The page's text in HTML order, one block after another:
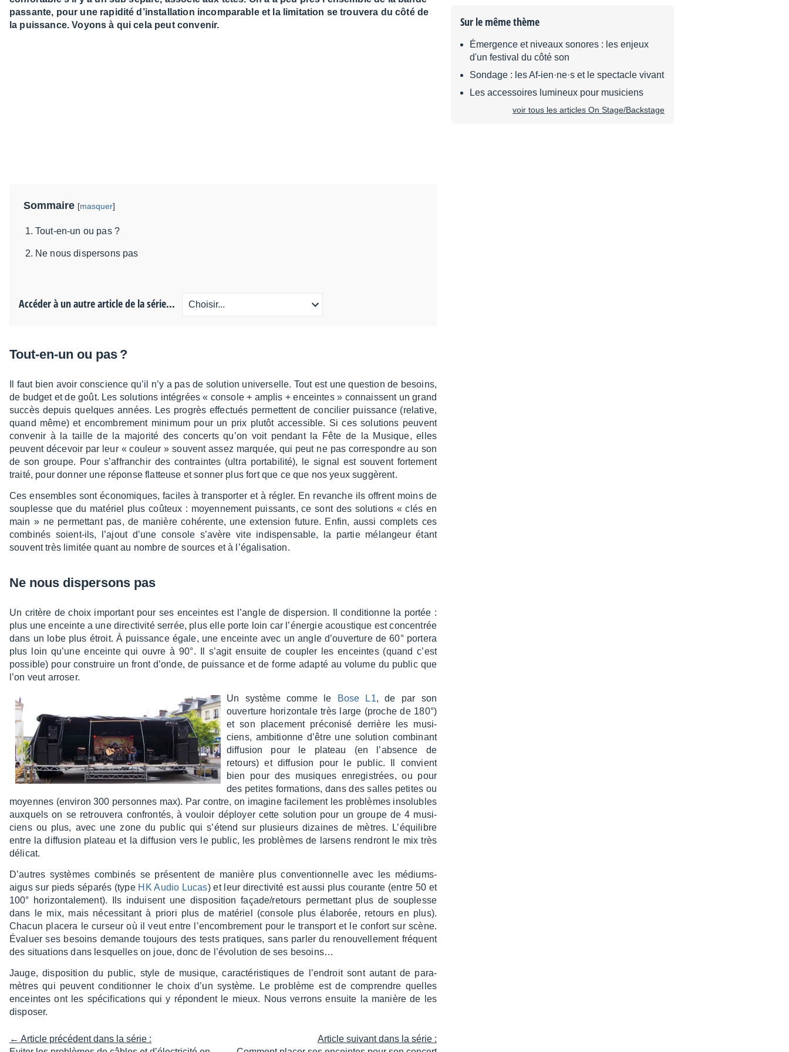
passante, pour une rapidité d’installation incomparable et la limitation se trouvera du côté de
la puissance. Voyons à qui cela peut convenir.
Sommaire [masquer]
Tout-en-un ou pas ?
Ne nous dispersons pas
Accéder à un autre article de la série...
Tout-en-un ou pas ?
Il faut bien avoir conscience qu’il n’y a pas de solu­tion univer­selle. Tout est une ques­tion de besoins,
de budget et de goût. Les solu­tions inté­grées « console + amplis + enceintes » connaissent un grand
succès depuis quelques années. Les progrès effec­tués permettent de conci­lier puis­sance (rela­tive,
quand même) et encom­bre­ment mini­mum pour un prix plutôt acces­sible. Si ces solu­tions peuvent
conve­nir à la taille de la majo­rité des concerts qu’on voit pendant la Fête de la Musique, elles
peuvent déce­voir par leur « couleur » souvent assez marquée, qui peut ne pas corres­pondre au son
de son groupe. Pour s’af­fran­chir des contraintes (ultra porta­bi­lité), le signal est souvent forte­ment
traité, pour donner une réponse flat­teuse et sonner plus fort que ce que nos yeux suggèrent.
Ces ensembles sont écono­miques, faciles à trans­por­ter et à régler. En revanche ils offrent moins de
souplesse que du maté­riel plus coûteux : moyen­ne­ment puis­sants, ce sont des solu­tions « clés en
main » ne permet­tant pas, de manière cohé­rente, une exten­sion future. Enfin, aussi complets ces
combi­nés soient-ils, l’ajout d’une console s’avère vite indis­pen­sable, la partie mélan­geur étant
souvent très limi­tée quant au nombre de sources et à l’éga­li­sa­tion.
Ne nous disper­sons pas
Un critère de choix impor­tant pour ses enceintes est l’angle de disper­sion. Il condi­tionne la portée :
plus une enceinte a une direc­ti­vité serrée, plus elle porte loin car l’éner­gie acous­tique est concen­trée
dans un lobe plus étroit. À puis­sance égale, une enceinte avec un angle d’ou­ver­ture de 60° portera
plus loin qu’une enceinte qui ouvre à 90°. Il s’agit ensuite de coupler les enceintes (quand c’est
possible) pour construire un front d’onde, de puis­sance et de forme adapté au volume du public que
l’on veut arro­ser.
Un système comme le Bose L1, de par son
ouver­ture hori­zon­tale très large (proche de 180°)
et son place­ment préco­nisé derrière les musi­
ciens, ambi­tionne d’être une solu­tion combi­nant
diffu­sion pour le plateau (en l’ab­sence de
retours) et diffu­sion pour le public. Il convient
bien pour des musiques enre­gis­trées, ou pour
des petites forma­tions, dans des salles petites ou
moyennes (envi­ron 300 personnes max). Par contre, on imagine faci­le­ment les problèmes inso­lubles
auxquels on se retrou­vera confron­tés, à vouloir déployer cette solu­tion pour un groupe de 4 musi­
ciens ou plus, avec une zone du public qui s’étend sur plusieurs dizaines de mètres. L’équi­libre
entre la diffu­sion plateau et la diffu­sion vers le public, les problèmes de larsens rendront le mix très
déli­cat.
D’autres systèmes combi­nés se présentent de manière plus conven­tion­nelle avec les médiums-
aigus sur pieds sépa­rés (type HK Audio Lucas) et leur direc­ti­vité est aussi plus courante (entre 50 et
100° hori­zon­ta­le­ment). Ils induisent une dispo­si­tion façade/retours permet­tant plus de souplesse
dans le mix, mais néces­si­tant à priori plus de maté­riel (console plus élabo­rée, retours en plus).
Chacun placera le curseur où il veut entre l’en­com­bre­ment pour le trans­port et le confort sur scène.
Évaluer ses besoins demande toujours des tests pratiques, sans parler du renou­vel­le­ment fréquent
des situa­tions dans lesquelles on joue, donc de l’évo­lu­tion de ses besoins…
Jauge, dispo­si­tion du public, style de musique, carac­té­ris­tiques de l’en­droit sont autant de para­
mètres qui peuvent condi­tion­ner le choix d’un système. Le problème est de comprendre quelles
enceintes ont les spéci­fi­ca­tions qui y répondent le mieux. Nous verrons ensuite la manière de les
dispo­ser.
← Article précédent dans la série :
Article suivant dans la série :
Sur le même thème
Émergence et niveaux sonores : les enjeux
d'un festival du côté son
Sondage : les Af-ien·ne·s et le spectacle vivant
Les accessoires lumineux pour musiciens
voir tous les articles On Stage/Backstage